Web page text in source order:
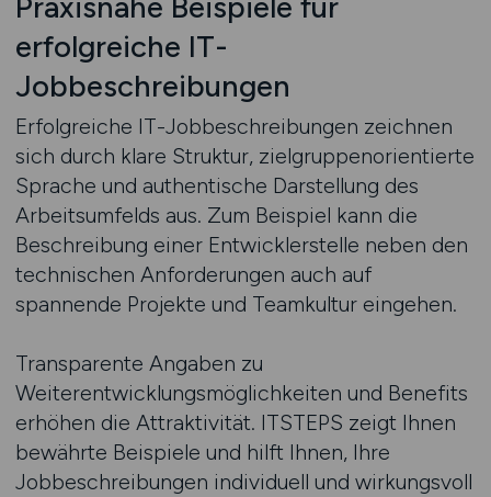
erfolgreiche IT-
Jobbeschreibungen
Erfolgreiche IT-Jobbeschreibungen zeichnen
sich durch klare Struktur, zielgruppenorientierte
Sprache und authentische Darstellung des
Arbeitsumfelds aus. Zum Beispiel kann die
Beschreibung einer Entwicklerstelle neben den
technischen Anforderungen auch auf
spannende Projekte und Teamkultur eingehen.
Transparente Angaben zu
Weiterentwicklungsmöglichkeiten und Benefits
erhöhen die Attraktivität. ITSTEPS zeigt Ihnen
bewährte Beispiele und hilft Ihnen, Ihre
Jobbeschreibungen individuell und wirkungsvoll